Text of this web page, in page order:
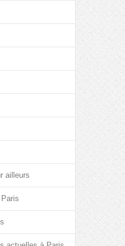
ailleurs